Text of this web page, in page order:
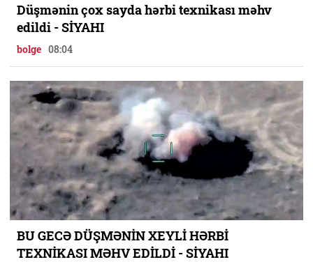
Düşmənin çox sayda hərbi texnikası məhv
edildi - SİYAHI
bolge 08:04
BU GECƏ DÜŞMƏNİN XEYLİ HƏRBİ
TEXNİKASI MƏHV EDİLDİ - SİYAHI